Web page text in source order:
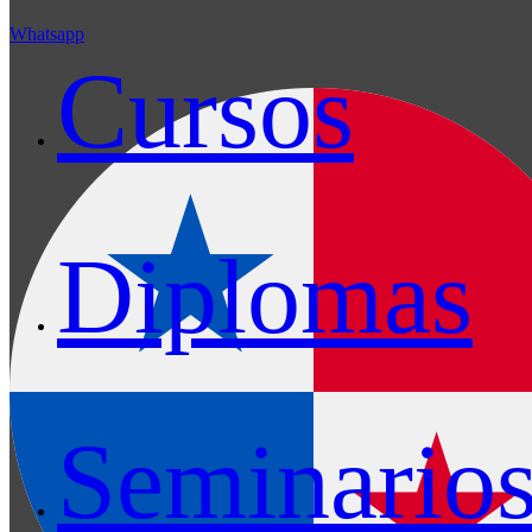
Cursos
Diplomas
Whatsapp